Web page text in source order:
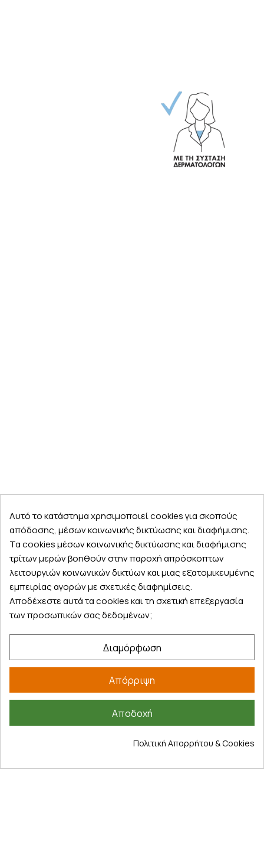
Άμεσα διαθέσιμο
VICHY Capital Soleil UV-AGE Daily Spf50 40ml
Αυτό το κατάστημα χρησιμοποιεί cookies για σκοπούς
απόδοσης, μέσων κοινωνικής δικτύωσης και διαφήμισης.
Τα cookies μέσων κοινωνικής δικτύωσης και διαφήμισης
τρίτων μερών βοηθούν στην παροχή απρόσκοπτων
λειτουργιών κοινωνικών δικτύων και μιας εξατομικευμένης
εμπειρίας αγορών με σχετικές διαφημίσεις.
Αποδέχεστε αυτά τα cookies και τη σχετική επεξεργασία
των προσωπικών σας δεδομένων;
Διαμόρφωση
Απόρριψη
Αποδοχή
Πολιτική Απορρήτου & Cookies